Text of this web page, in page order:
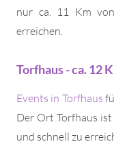
nur ca. 11 Km
erreichen.
Torfhaus - ca. 12
Events in Torfhaus
Der Ort Torfhaus
und schnell zu